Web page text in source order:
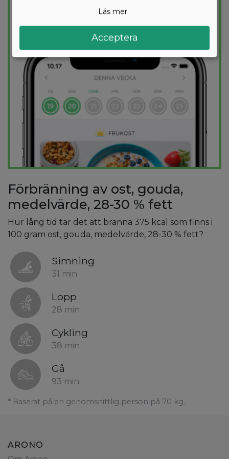
PROVAGRATIS
Förbränning av ost, gouda,
medelvärde, 28-30 % fett
Hur lång tid tar det att bränna 375 kcal som finns i
100 gram ost, gouda, medelvärde, 28-30 % fett?
Simning
31 min
Lopp
28 min
Cykling
38 min
Gå
93 min
* Baserat på en genomsnittlig person på 70 kg.
ARONO
Läs mer
Acceptera